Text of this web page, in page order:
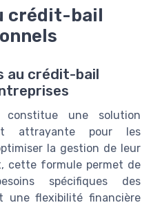
crédit-bail
au crédit-bail
constitue une solution
attrayante pour les
la gestion de leur
cette formule permet de
spécifiques des
une flexibilité financière